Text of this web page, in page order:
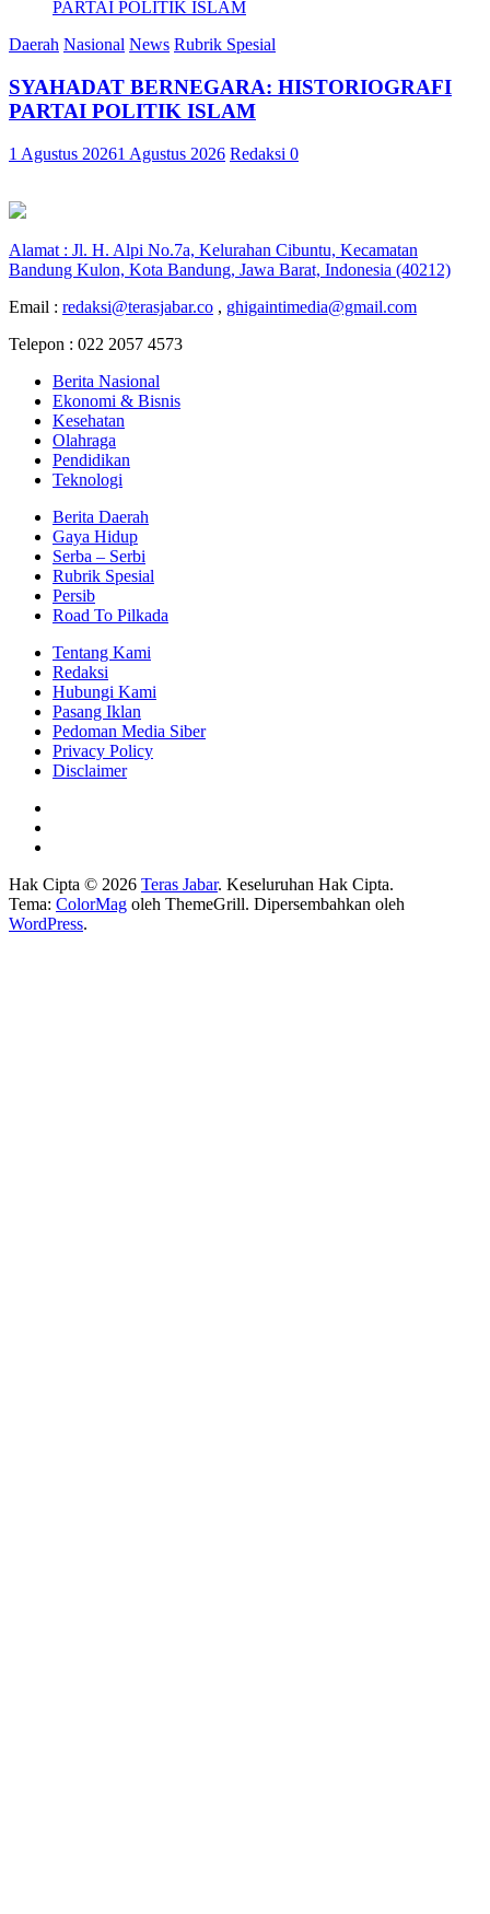
Daerah Nasional News Rubrik Spesial
SYAHADAT BERNEGARA: HISTORIOGRAFI
PARTAI POLITIK ISLAM
1 Agustus 20261 Agustus 2026 Redaksi 0
Alamat : Jl. H. Alpi No.7a, Kelurahan Cibuntu, Kecamatan
Bandung Kulon, Kota Bandung, Jawa Barat, Indonesia (40212)
Email : redaksi@terasjabar.co , ghigaintimedia@gmail.com
Telepon : 022 2057 4573
Berita Nasional
Ekonomi & Bisnis
Kesehatan
Olahraga
Pendidikan
Teknologi
Berita Daerah
Gaya Hidup
Serba – Serbi
Rubrik Spesial
Persib
Road To Pilkada
Tentang Kami
Redaksi
Hubungi Kami
Pasang Iklan
Pedoman Media Siber
Privacy Policy
Disclaimer
Hak Cipta © 2026 Teras Jabar. Keseluruhan Hak Cipta.
Tema: ColorMag oleh ThemeGrill. Dipersembahkan oleh
WordPress.